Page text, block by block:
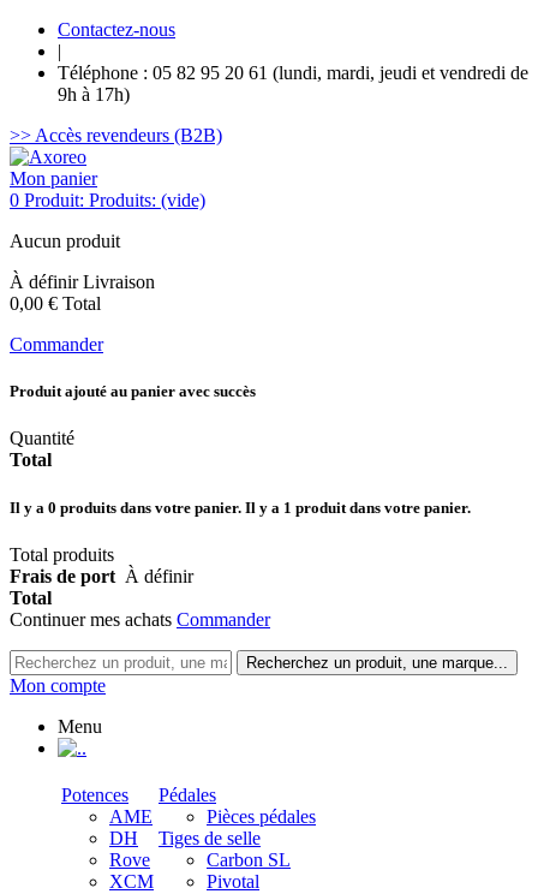
Contactez-nous
|
Téléphone : 05 82 95 20 61 (lundi, mardi, jeudi et vendredi de
9h à 17h)
>> Accès revendeurs (B2B)
Mon panier
0 Produit: Produits: (vide)
Aucun produit
À définirLivraison
0,00 € Total
Commander
Produit ajouté au panier avec succès
Quantité
Total
Il y a 0 produits dans votre panier. Il y a 1 produit dans votre panier.
Total produits
Frais de port À définir
Total
Continuer mes achats Commander
Recherchez un produit, une marque...
Mon compte
Menu
.
Potences
AME
DH
Rove
XCM
Pédales
Pièces pédales
Tiges de selle
Carbon SL
Pivotal